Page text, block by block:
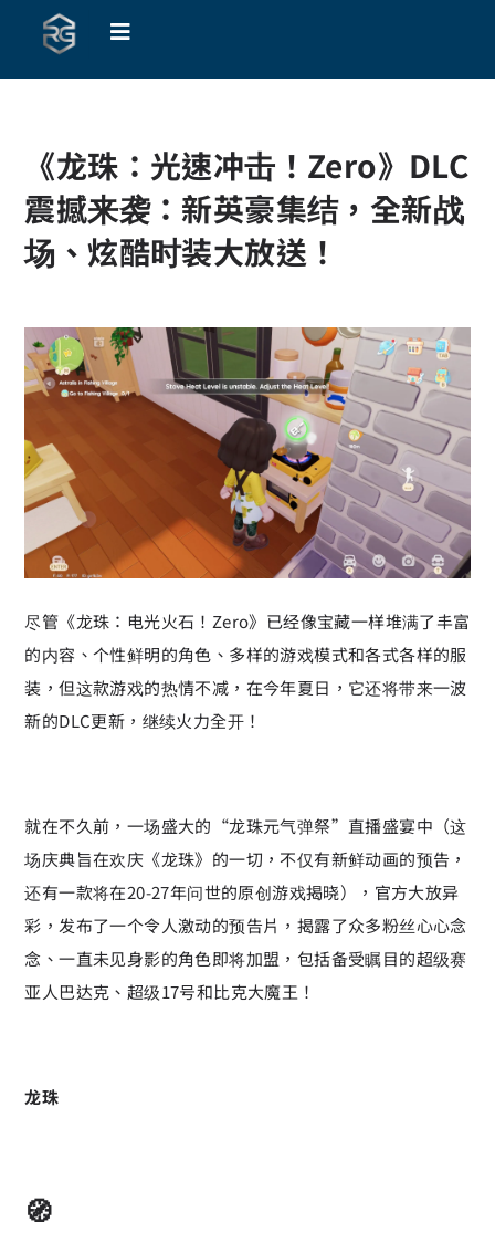
《龙珠：光速冲击！Zero》DLC
震撼来袭：新英豪集结，全新战
场、炫酷时装大放送！
尽管《龙珠：电光火石！Zero》已经像宝藏一样堆满了丰富
的内容、个性鲜明的角色、多样的游戏模式和各式各样的服
装，但这款游戏的热情不减，在今年夏日，它还将带来一波
新的DLC更新，继续火力全开！
就在不久前，一场盛大的“龙珠元气弹祭”直播盛宴中（这
场庆典旨在欢庆《龙珠》的一切，不仅有新鲜动画的预告，
还有一款将在20-27年问世的原创游戏揭晓），官方大放异
彩，发布了一个令人激动的预告片，揭露了众多粉丝心心念
念、一直未见身影的角色即将加盟，包括备受瞩目的超级赛
亚人巴达克、超级17号和比克大魔王！
龙珠
🧭